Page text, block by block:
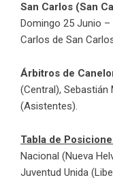
San Carlos (San
Domingo 25 Junio –
Carlos de San
Árbitros de
(Central), Sebastián
(Asistentes).
Tabla de
Nacional (Nueva
Juventud Unida